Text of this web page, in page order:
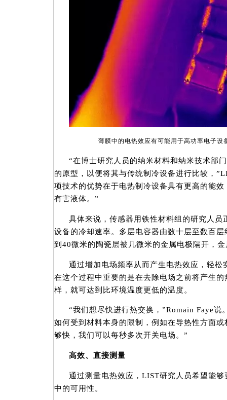
薄膜中的电热效应有可能用于高功率电子设
“在博士研究人员的纳米材料和纳米技术部
的原型，以便将其与传统制冷设备进行比较，
项技术的优势在于电热制冷设备具有更高的能
有害液体。”
具体来说，传感器用铁性材料组的研究人
设备的冷却速率。多层电容器由数十层至数百
到40微米的陶瓷层被几微米的金属电极隔开，
通过增加电场频率从而产生电热效应，轻
在这个过程中重要的是在去除电场之前将产生
样，就可达到比环境温度更低的温度。
“我们想尽快进行热交换，”Romain Faye说
如何受到材料本身的限制，例如在导热性方面
够快，我们可以每秒多次开关电场。”
高效、直接测量
通过测量电热效应，LIST研究人员希望能
中的可用性。